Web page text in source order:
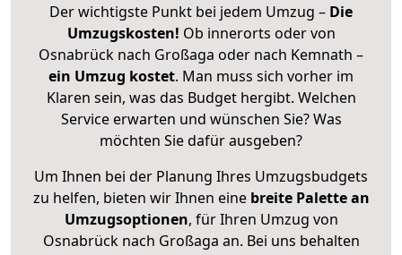
Der wichtigste Punkt bei jedem Umzug – Die
Umzugskosten! Ob innerorts oder von
Osnabrück nach Großaga oder nach Kemnath –
ein Umzug kostet. Man muss sich vorher im
Klaren sein, was das Budget hergibt. Welchen
Service erwarten und wünschen Sie? Was
möchten Sie dafür ausgeben?
Um Ihnen bei der Planung Ihres Umzugsbudgets
zu helfen, bieten wir Ihnen eine breite Palette an
Umzugsoptionen, für Ihren Umzug von
Osnabrück nach Großaga an. Bei uns behalten